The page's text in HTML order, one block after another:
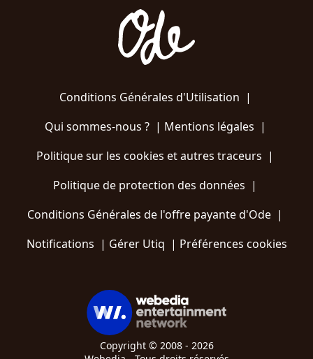
Conditions Générales d'Utilisation |
Qui sommes-nous ?| Mentions légales |
Politique sur les cookies et autres traceurs |
Politique de protection des données |
Conditions Générales de l'offre payante d'Ode |
Notifications | Gérer Utiq | Préférences cookies
Copyright © 2008 - 2026